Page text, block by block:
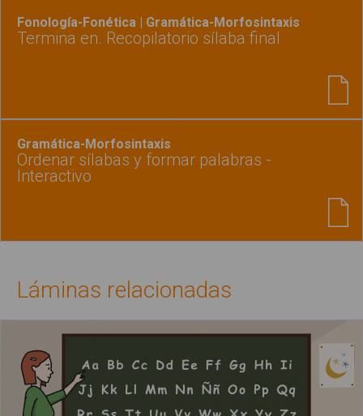
Fonología-Fonética | Gramática-Morfosintaxis
Termina en. Recopilatorio sílaba final
Gramática-Morfosintaxis
Ordenar sílabas y formar palabras -
Interactivo
Láminas relacionadas